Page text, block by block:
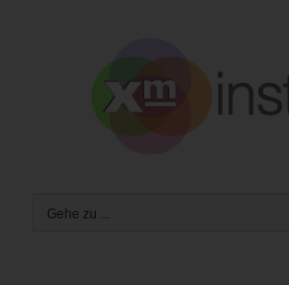
Gehe zu ...